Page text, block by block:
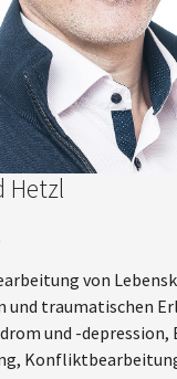
Hetzl
von
und traumatischen
und -depression,